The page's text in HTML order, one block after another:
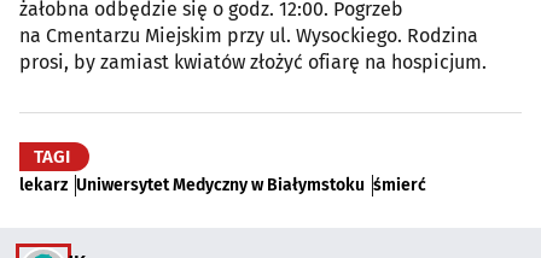
żałobna odbędzie się o godz. 12:00. Pogrzeb
na Cmentarzu Miejskim przy ul. Wysockiego. Rodzina
prosi, by zamiast kwiatów złożyć ofiarę na hospicjum.
TAGI
lekarz Uniwersytet Medyczny w Białymstoku śmierć